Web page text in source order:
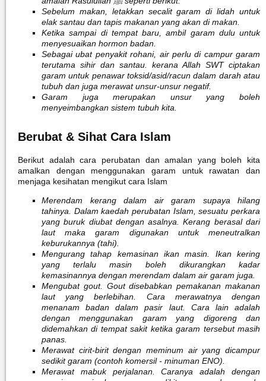
Sebelum makan, letakkan secalit garam di lidah untuk
elak santau dan tapis makanan yang akan di makan.
Ketika sampai di tempat baru, ambil garam dulu untuk
menyesuaikan hormon badan.
Sebagai ubat penyakit rohani, air perlu di campur garam
terutama sihir dan santau. kerana Allah SWT ciptakan
garam untuk penawar toksid/asid/racun dalam darah atau
tubuh dan juga merawat unsur-unsur negatif.
Garam juga merupakan unsur yang boleh
menyeimbangkan sistem tubuh kita.
Berubat & Sihat Cara Islam
Berikut adalah cara perubatan dan amalan yang boleh kita
amalkan dengan menggunakan garam untuk rawatan dan
menjaga kesihatan mengikut cara Islam
Merendam kerang dalam air garam supaya hilang
tahinya. Dalam kaedah perubatan Islam, sesuatu perkara
yang buruk diubat dengan asalnya. Kerang berasal dari
laut maka garam digunakan untuk meneutralkan
keburukannya (tahi).
Mengurang tahap kemasinan ikan masin. Ikan kering
yang terlalu masin boleh dikurangkan kadar
kemasinannya dengan merendam dalam air garam juga.
Mengubat gout. Gout disebabkan pemakanan makanan
laut yang berlebihan. Cara merawatnya dengan
menanam badan dalam pasir laut. Cara lain adalah
dengan menggunakan garam yang digoreng dan
didemahkan di tempat sakit ketika garam tersebut masih
panas.
Merawat cirit-birit dengan meminum air yang dicampur
sedikit garam (contoh komersil - minuman ENO).
Merawat mabuk perjalanan. Caranya adalah dengan